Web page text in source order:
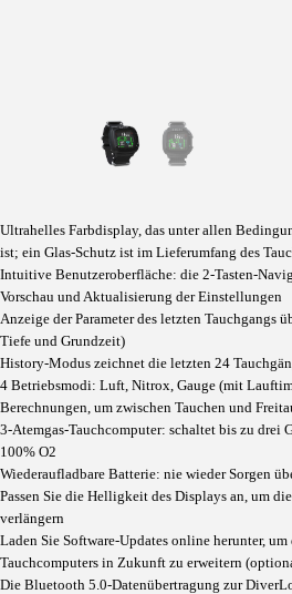
Ultrahelles Farbdisplay, das unter allen
ist; ein Glas-Schutz ist im Lieferumfang des
Intuitive Benutzeroberfläche: die 2-Tasten-
Vorschau und Aktualisierung der Einstellungen
Anzeige der Parameter des letzten Tauchgangs
Tiefe und Grundzeit)
History-Modus zeichnet die letzten 24
4 Betriebsmodi: Luft, Nitrox, Gauge (mit
Berechnungen, um zwischen Tauchen und
3-Atemgas-Tauchcomputer: schaltet bis zu drei
100% O2
Wiederaufladbare Batterie: nie wieder Sorgen
Passen Sie die Helligkeit des Displays an, um
verlängern
Laden Sie Software-Updates online herunter,
Tauchcomputers in Zukunft zu erweitern
Die Bluetooth 5.0-Datenübertragung zur